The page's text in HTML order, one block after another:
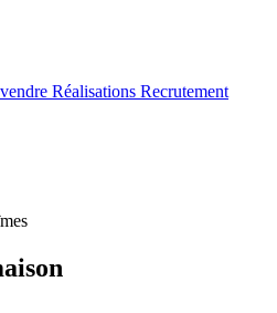
Réalisations Recrutement